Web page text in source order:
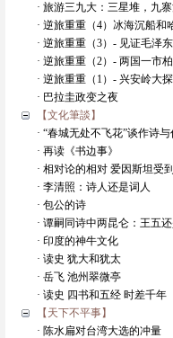
· 旅游三九大：三星堆，九
· 逆旅重重（4）冰海沉船和
· 逆旅重重（3）- 见证毛泽
· 逆旅重重（2）- 两国一市
· 逆旅重重（1）- 兴安岭大
· 巴拉圭政变之夜
【文化筆談】
· “春城无处不飞花”谈作诗与
· 再读《书边事》
· 相对论的相对 爱因斯坦受
· 李清照：诗人还是词人
· 包公的诗
· 谭嗣同诗中两昆仑：王五
· 印度的神牛文化
· 读史 犹大和犹太
· 岳飞 池州翠微亭
· 读史 四书和五经 时差千年
【天下不平事】
· 陈水扁对台湾大选的冲量